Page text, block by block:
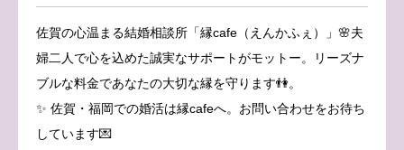
佐賀の心温まる結婚相談所「縁cafe（えんかふぇ）」🌸夫
婦二人で心を込めた誠実なサポートがモットー。リーズナ
ブルな料金であなたの大切な縁を守ります👫。
✨ 佐賀・福岡での婚活は縁cafeへ。お問い合わせをお待ち
しています💌